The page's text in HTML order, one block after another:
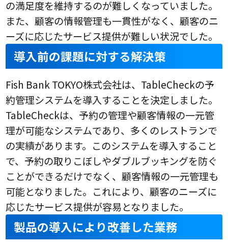
の満足度を維持するのが難しくなっていました。
また、顧客の情報管理も一貫性がなく、顧客のニ
ーズに応じたサービス提供が難しい状況でした。
導入前の課題に対する解決策
Fish Bank TOKYO株式会社は、TableCheckの予
約管理システムを導入することを決定しました。
TableCheckは、予約の管理や顧客情報の一元管
理が可能なシステムであり、多くのレストランで
の実績があります。このシステムを導入すること
で、予約の取りこぼしやダブルブッキングを防ぐ
ことができるだけでなく、顧客情報の一元管理も
可能となりました。これにより、顧客のニーズに
応じたサービス提供が容易となりました。
製品の導入により改善した業務